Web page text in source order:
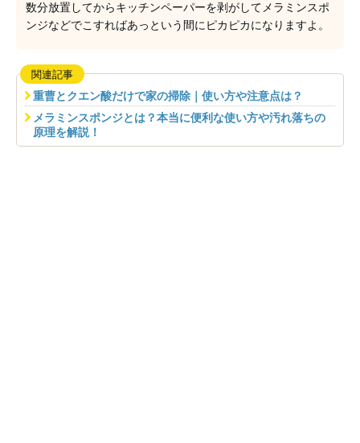
数分放置してからキッチンペーパーを剥がしてメラミンスポ
ンジなどでこすればあっという間にピカピカになりますよ。
関連記事
重曹とクエン酸だけで家の掃除｜使い方や注意点は？
メラミンスポンジとは？本当に便利な使い方や汚れ落ちの
原理を解説！